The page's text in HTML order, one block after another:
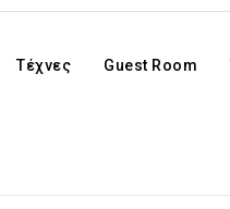
Τέχνες Guest Room